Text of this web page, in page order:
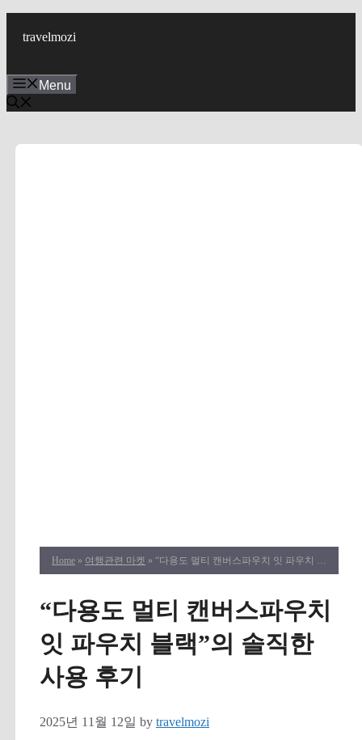
travelmozi
Menu
Home » 여행관련 마켓 » “다용도 멀티 캔버스파우치 잇 파우치 블랙”의 솔직한 사용 후기
“다용도 멀티 캔버스파우치
잇 파우치 블랙”의 솔직한
사용 후기
2025년 11월 12일 by travelmozi